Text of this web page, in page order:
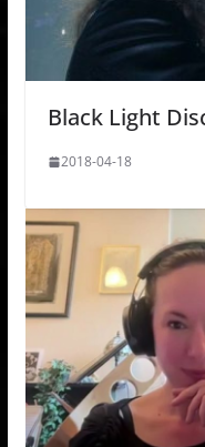
Black Light
2018-04-18